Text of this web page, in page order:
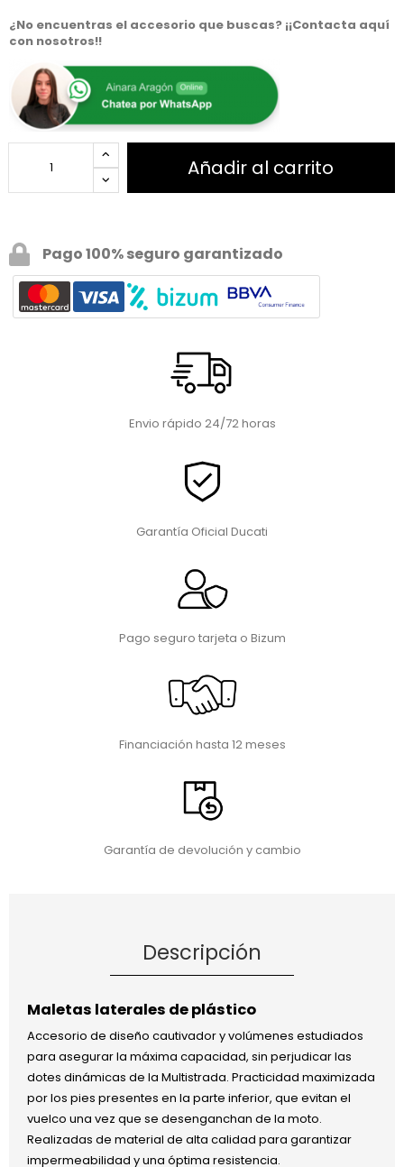
¿No encuentras el accesorio que buscas? ¡¡Contacta aquí
con nosotros!!
Añadir al carrito
Pago 100% seguro garantizado
Envio rápido 24/72 horas
Garantía Oficial Ducati
Pago seguro tarjeta o Bizum
Financiación hasta 12 meses
Garantía de devolución y cambio
Descripción
Maletas laterales de plástico
Accesorio de diseño cautivador y volúmenes estudiados
para asegurar la máxima capacidad, sin perjudicar las
dotes dinámicas de la Multistrada. Practicidad maximizada
por los pies presentes en la parte inferior, que evitan el
vuelco una vez que se desenganchan de la moto.
Realizadas de material de alta calidad para garantizar
impermeabilidad y una óptima resistencia.